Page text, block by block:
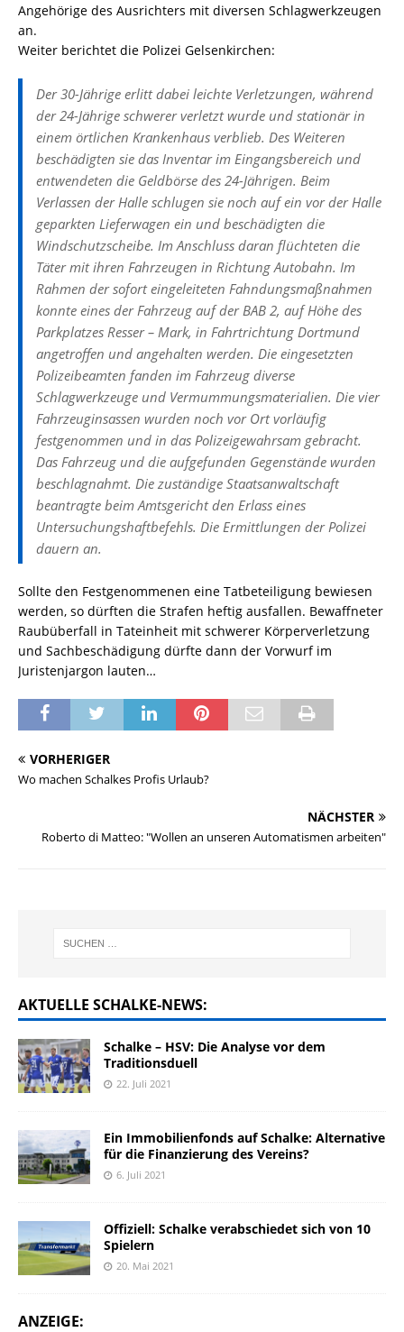
Angehörige des Ausrichters mit diversen Schlagwerkzeugen
an.
Weiter berichtet die Polizei Gelsenkirchen:
Der 30-Jährige erlitt dabei leichte Verletzungen, während
der 24-Jährige schwerer verletzt wurde und stationär in
einem örtlichen Krankenhaus verblieb. Des Weiteren
beschädigten sie das Inventar im Eingangsbereich und
entwendeten die Geldbörse des 24-Jährigen. Beim
Verlassen der Halle schlugen sie noch auf ein vor der Halle
geparkten Lieferwagen ein und beschädigten die
Windschutzscheibe. Im Anschluss daran flüchteten die
Täter mit ihren Fahrzeugen in Richtung Autobahn. Im
Rahmen der sofort eingeleiteten Fahndungsmaßnahmen
konnte eines der Fahrzeug auf der BAB 2, auf Höhe des
Parkplatzes Resser – Mark, in Fahrtrichtung Dortmund
angetroffen und angehalten werden. Die eingesetzten
Polizeibeamten fanden im Fahrzeug diverse
Schlagwerkzeuge und Vermummungsmaterialien. Die vier
Fahrzeuginsassen wurden noch vor Ort vorläufig
festgenommen und in das Polizeigewahrsam gebracht.
Das Fahrzeug und die aufgefunden Gegenstände wurden
beschlagnahmt. Die zuständige Staatsanwaltschaft
beantragte beim Amtsgericht den Erlass eines
Untersuchungshaftbefehls. Die Ermittlungen der Polizei
dauern an.
Sollte den Festgenommenen eine Tatbeteiligung bewiesen
werden, so dürften die Strafen heftig ausfallen. Bewaffneter
Raubüberfall in Tateinheit mit schwerer Körperverletzung
und Sachbeschädigung dürfte dann der Vorwurf im
Juristenjargon lauten…
VORHERIGER
Wo machen Schalkes Profis Urlaub?
NÄCHSTER
Roberto di Matteo: "Wollen an unseren Automatismen arbeiten"
AKTUELLE SCHALKE-NEWS:
Schalke – HSV: Die Analyse vor dem
Traditionsduell
22. Juli 2021
Ein Immobilienfonds auf Schalke: Alternative
für die Finanzierung des Vereins?
6. Juli 2021
Offiziell: Schalke verabschiedet sich von 10
Spielern
20. Mai 2021
ANZEIGE: